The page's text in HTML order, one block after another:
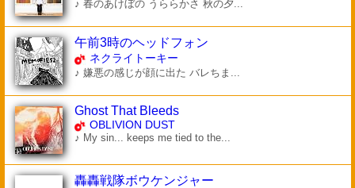
♪ 春のあけぼの うららかさ 秋の夕...
午前3時のヘッドフォン
ネクライトーキー
♪ 嫌悪の感じが顔に出た バレちま...
Ghost That Bleeds
OBLIVION DUST
♪ My sin... keeps me tied to the...
轟轟戦隊ボウケンジャー